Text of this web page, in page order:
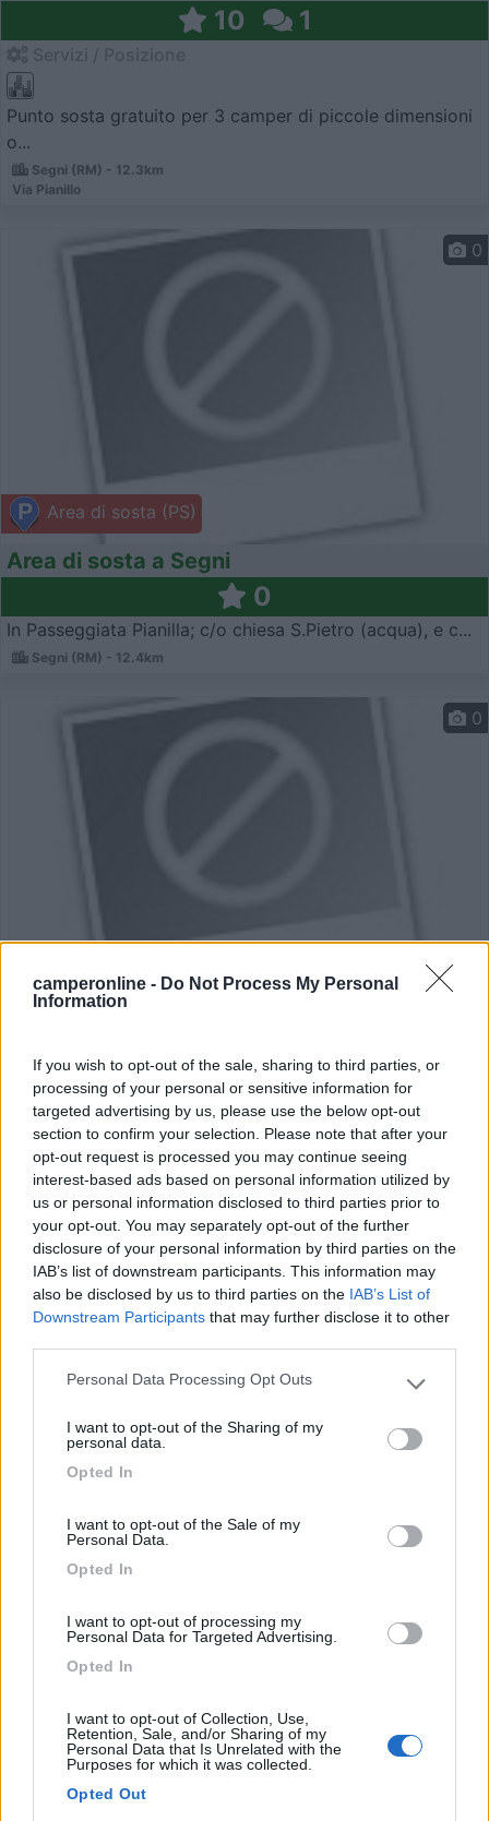
camperonline - Do Not Process My Personal
Information
If you wish to opt-out of the sale, sharing to third parties, or
processing of your personal or sensitive information for
targeted advertising by us, please use the below opt-out
section to confirm your selection. Please note that after your
opt-out request is processed you may continue seeing
interest-based ads based on personal information utilized by
us or personal information disclosed to third parties prior to
your opt-out. You may separately opt-out of the further
disclosure of your personal information by third parties on the
IAB’s list of downstream participants. This information may
also be disclosed by us to third parties on the IAB’s List of
Downstream Participants that may further disclose it to other
Please note that this website/app uses one or more Google
not limited to your visit or usage behaviour. You may click to
grant or deny consent to Google and its third-party tags to
use your data for below specified purposes in below Google
Personal Data Processing Opt Outs
I want to opt-out of the Sharing of my
personal data.
Opted In
I want to opt-out of the Sale of my
Personal Data.
Opted In
I want to opt-out of processing my
Personal Data for Targeted Advertising.
Opted In
I want to opt-out of Collection, Use,
Retention, Sale, and/or Sharing of my
Personal Data that Is Unrelated with the
Purposes for which it was collected.
Opted Out
10 1
Punto sosta gratuito per 3 camper di piccole dimensioni
o...
Segni (RM) - 12.3km
Via Pianillo
Area di sosta (PS)
0
Area di sosta a Segni
0
In Passeggiata Pianilla; c/o chiesa S.Pietro (acqua), e c...
Segni (RM) - 12.4km
Area di sosta (PS)
0
0
In parking illuminato c/o Chiesetta a ingresso paese
(acqua)
Segni (RM) - 13.2km
Area di sosta (PS+CS)
Parcheggio camper
Jenne (RM) - 13.2km